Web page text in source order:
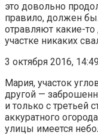
это довольно
правило, должен
отравляют какие-
участке никаких
3 октября 2016, 14:49
Мария, участок
другой —
и только с третьей
аккуратного
улицы имеется